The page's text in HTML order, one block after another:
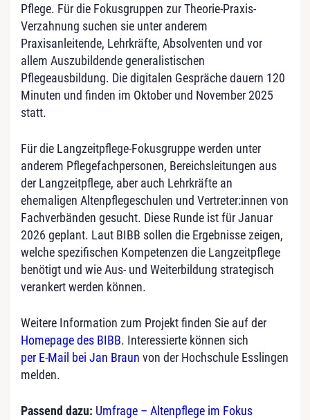
Pflege. Für die Fokusgruppen zur Theorie-Praxis-
Verzahnung suchen sie unter anderem
Praxisanleitende, Lehrkräfte, Absolventen und vor
allem Auszubildende generalistischen
Pflegeausbildung. Die digitalen Gespräche dauern 120
Minuten und finden im Oktober und November 2025
statt.
Für die Langzeitpflege-Fokusgruppe werden unter
anderem Pflegefachpersonen, Bereichsleitungen aus
der Langzeitpflege, aber auch Lehrkräfte an
ehemaligen Altenpflegeschulen und Vertreter:innen von
Fachverbänden gesucht. Diese Runde ist für Januar
2026 geplant. Laut BIBB sollen die Ergebnisse zeigen,
welche spezifischen Kompetenzen die Langzeitpflege
benötigt und wie Aus- und Weiterbildung strategisch
verankert werden können.
Weitere Information zum Projekt finden Sie auf der
Homepage des BIBB. Interessierte können sich
per E-Mail bei Jan Braun von der Hochschule Esslingen
melden.
Passend dazu: Umfrage – Altenpflege im Fokus